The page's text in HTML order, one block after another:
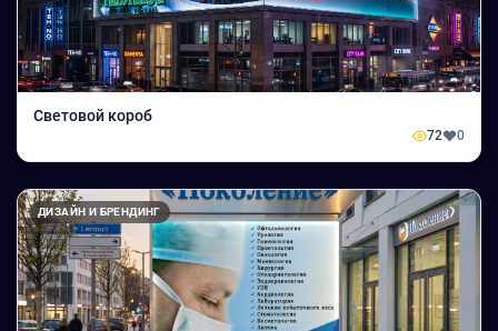
Световой короб
72 0
ДИЗАЙН И БРЕНДИНГ